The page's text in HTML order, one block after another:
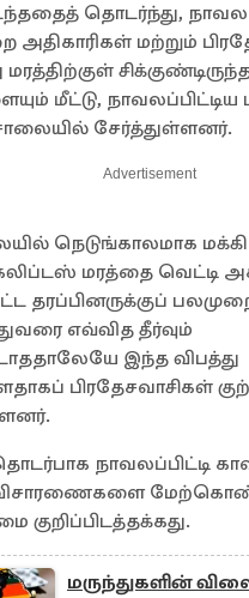
தொடர்ந்து,
அதிகாரிகள் மற்றும்
மீட்டு,
சேர்த்துள்ளனர்.
Advertisement
நெடுங்காலமாக
மரத்தை வெட்டி
தரப்பினருக்குப்
எவ்வித தீர்வும்
இந்த விபத்து
பிரதேசவாசிகள்
நாவலப்பிட்டி
குறிப்பிடத்தக்கது.
மருந்துகளின்